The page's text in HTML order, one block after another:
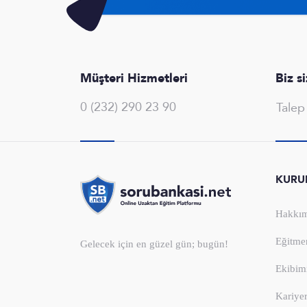
Müşteri Hizmetleri
0 (232) 290 23 90
Biz
Gelecek için en güzel gün; bugün!
Kariyer